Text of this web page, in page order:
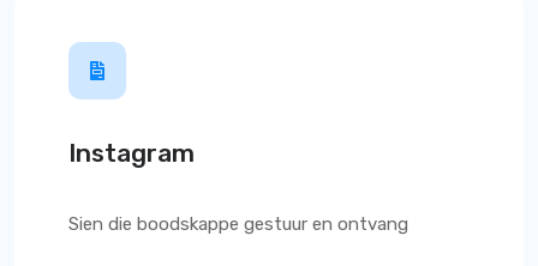
Instagram
Sien die boodskappe gestuur en ontvang